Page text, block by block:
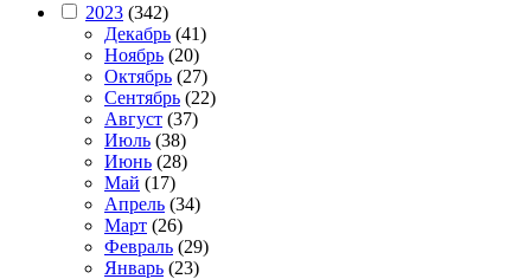
2023 (342)
Декабрь (41)
Ноябрь (20)
Октябрь (27)
Сентябрь (22)
Август (37)
Июль (38)
Июнь (28)
Май (17)
Апрель (34)
Март (26)
Февраль (29)
Январь (23)